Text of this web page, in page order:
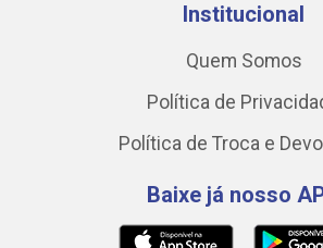
Institucional
Quem Somos
Política de
Política de Troca e
Baixe já nosso